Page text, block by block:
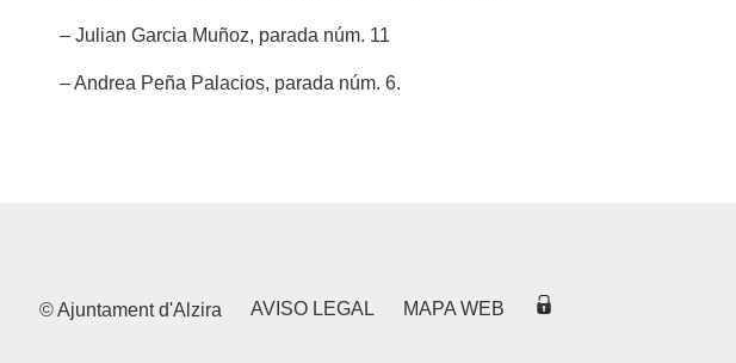
– Julian Garcia Muñoz, parada núm. 11
– Andrea Peña Palacios, parada núm. 6.
© Ajuntament d'Alzira AVISO LEGAL MAPA WEB